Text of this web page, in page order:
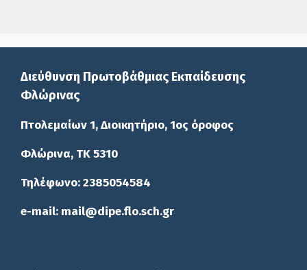
Διεύθυνση Πρωτοβάθμιας Εκπαίδευσης
Φλώρινας
Πτολεμαίων 1, Διοικητήριο, 1ος όροφος
Φλώρινα, ΤΚ 5310
Τηλέφωνο: 2385054584
e-mail: mail@dipe.flo.sch.gr